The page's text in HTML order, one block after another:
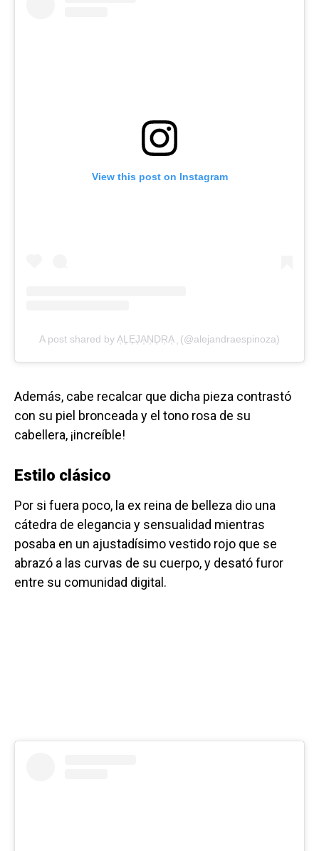
View this post on Instagram
A post shared by A͎L͎E͎J͎A͎N͎D͎R͎A͎ ͎ (@alejandraespinoza)
Además, cabe recalcar que dicha pieza contrastó
con su piel bronceada y el tono rosa de su
cabellera, ¡increíble!
Estilo clásico
Por si fuera poco, la ex reina de belleza dio una
cátedra de elegancia y sensualidad mientras
posaba en un ajustadísimo vestido rojo que se
abrazó a las curvas de su cuerpo, y desató furor
entre su comunidad digital.